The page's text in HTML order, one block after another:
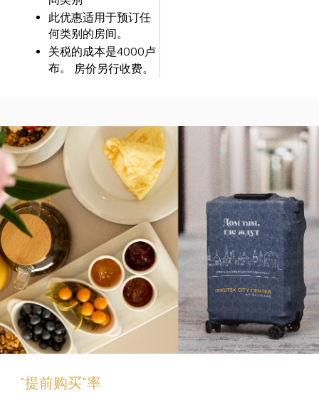
此优惠适用于预订任
何类别的房间。
关税的成本是4000卢
布。 房价另行收费。
"提前购买"率